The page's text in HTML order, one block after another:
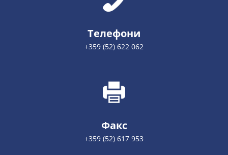
Телефони
+359 (52) 622 062
Факс
+359 (52) 617 953